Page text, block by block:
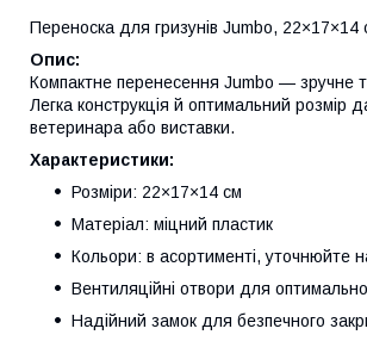
Переноска для гризунів Jumbo, 22×17×14
Опис:
Компактне перенесення Jumbo — зручне
Легка конструкція й оптимальний розмір
ветеринара або виставки.
Характеристики:
Розміри: 22×17×14 см
Матеріал: міцний пластик
Кольори: в асортименті, уточнюйте
Вентиляційні отвори для
Надійний замок для безпечного